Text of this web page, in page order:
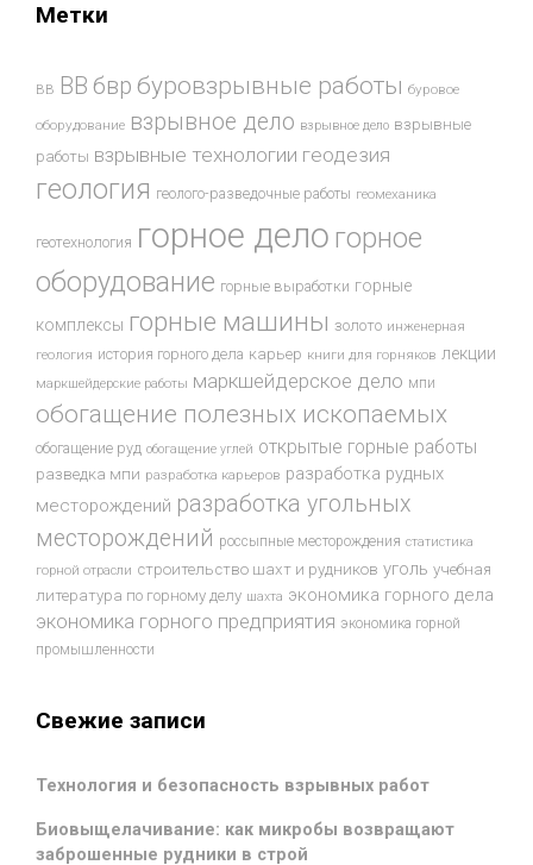
Метки
ВВ ВВ бвр буровзрывные работы буровое
оборудование взрывное дело взрывное дело взрывные
работы взрывные технологии геодезия
геология геолого-разведочные работы геомеханика
геотехнология горное дело горное
оборудование горные выработки горные
комплексы горные машины золото инженерная
геология история горного дела карьер книги для горняков лекции
маркшейдерские работы маркшейдерское дело мпи
обогащение полезных ископаемых
обогащение руд обогащение углей открытые горные работы
разведка мпи разработка карьеров разработка рудных
месторождений разработка угольных
месторождений россыпные месторождения статистика
горной отрасли строительство шахт и рудников уголь учебная
литература по горному делу шахта экономика горного дела
экономика горного предприятия экономика горной
промышленности
Свежие записи
Технология и безопасность взрывных работ
Биовыщелачивание: как микробы возвращают
заброшенные рудники в строй